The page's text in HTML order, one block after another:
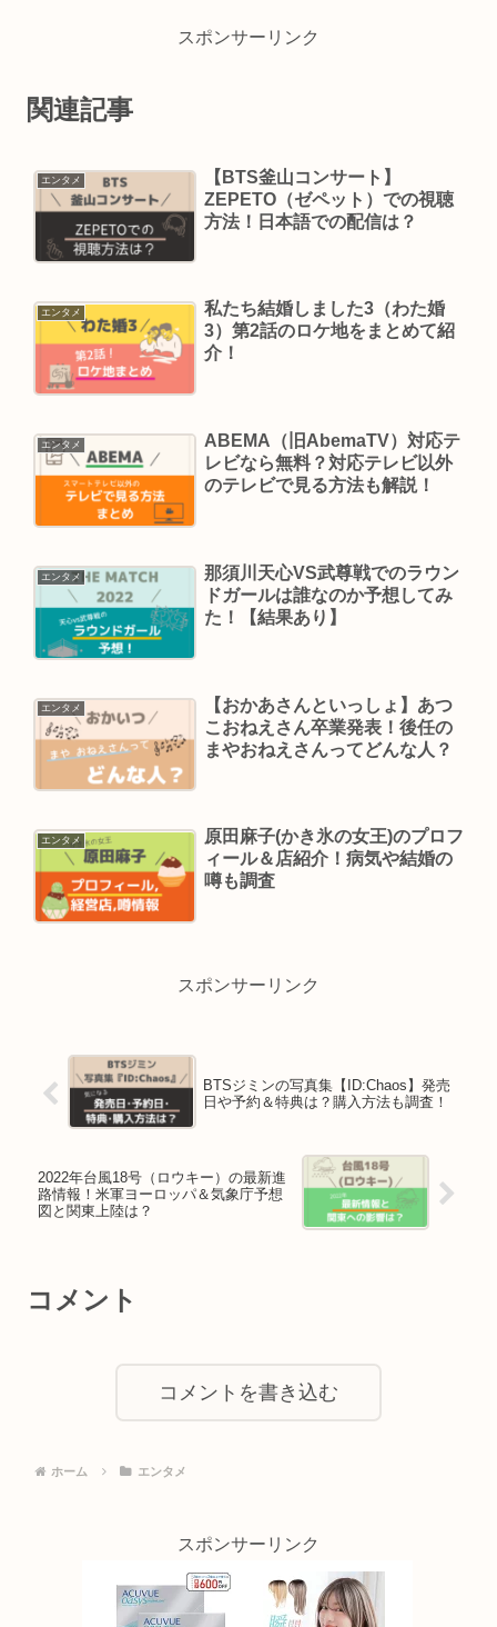
スポンサーリンク
関連記事
エンタメ
【BTS釜山コンサート】
ZEPETO（ゼペット）での視聴
方法！日本語での配信は？
エンタメ
私たち結婚しました3（わた婚
3）第2話のロケ地をまとめて紹
介！
エンタメ
ABEMA（旧AbemaTV）対応テ
レビなら無料？対応テレビ以外
のテレビで見る方法も解説！
エンタメ
那須川天心VS武尊戦でのラウン
ドガールは誰なのか予想してみ
た！【結果あり】
エンタメ
【おかあさんといっしょ】あつ
こおねえさん卒業発表！後任の
まやおねえさんってどんな人？
エンタメ
原田麻子(かき氷の女王)のプロフ
ィール＆店紹介！病気や結婚の
噂も調査
スポンサーリンク
BTSジミンの写真集【ID:Chaos】発売
日や予約＆特典は？購入方法も調査！
2022年台風18号（ロウキー）の最新進
路情報！米軍ヨーロッパ＆気象庁予想
図と関東上陸は？
コメント
コメントを書き込む
ホーム エンタメ
スポンサーリンク